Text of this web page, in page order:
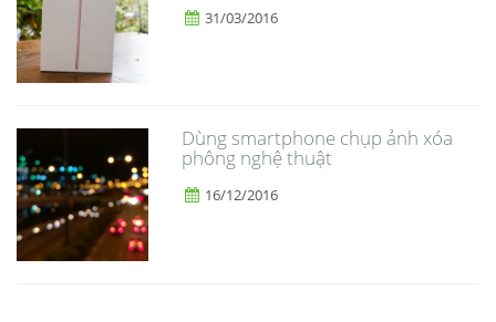
31/03/2016
Dùng smartphone chụp ảnh xóa
phông nghệ thuật
16/12/2016